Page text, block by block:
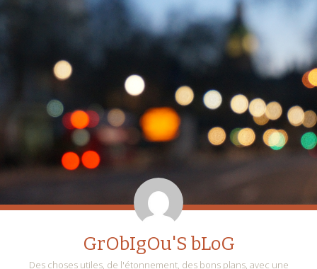
GrObIgOu'S bLoG
Des choses utiles, de l'étonnement, des bons plans, avec une